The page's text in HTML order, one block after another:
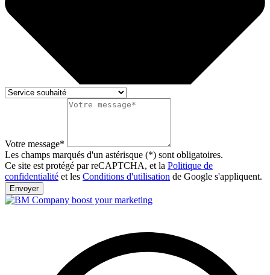
Votre message*
Les champs marqués d'un astérisque (*) sont obligatoires.
Ce site est protégé par reCAPTCHA, et la Politique de
confidentialité et les Conditions d'utilisation de Google s'appliquent.
Envoyer